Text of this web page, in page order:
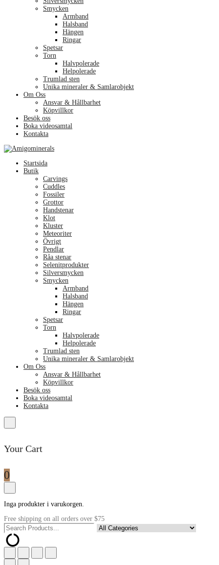
Smycken
Armband
Halsband
Hängen
Ringar
Spetsar
Torn
Halvpolerade
Helpolerade
Trumlad sten
Unika mineraler & Samlarobjekt
Om Oss
Ansvar & Hållbarhet
Köpvillkor
Besök oss
Boka videosamtal
Kontakta
Menu
Startsida
Butik
Carvings
Cuddles
Fossiler
Grottor
Handstenar
Klot
Kluster
Meteoriter
Övrigt
Pendlar
Råa stenar
Selenitprodukter
Silversmycken
Smycken
Armband
Halsband
Hängen
Ringar
Spetsar
Torn
Halvpolerade
Helpolerade
Trumlad sten
Unika mineraler & Samlarobjekt
Om Oss
Ansvar & Hållbarhet
Köpvillkor
Besök oss
Boka videosamtal
Kontakta
Your Cart
0
Inga produkter i varukorgen.
Free shipping on all orders over $75